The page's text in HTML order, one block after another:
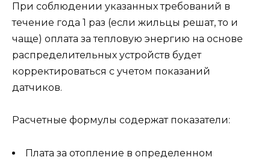
При соблюдении указанных требований в
течение года 1 раз (если жильцы решат, то и
чаще) оплата за тепловую энергию на основе
распределительных устройств будет
корректироваться с учетом показаний
датчиков.
Расчетные формулы содержат показатели:
Плата за отопление в определенном